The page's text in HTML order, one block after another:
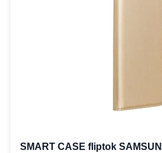
SMART CASE fliptok